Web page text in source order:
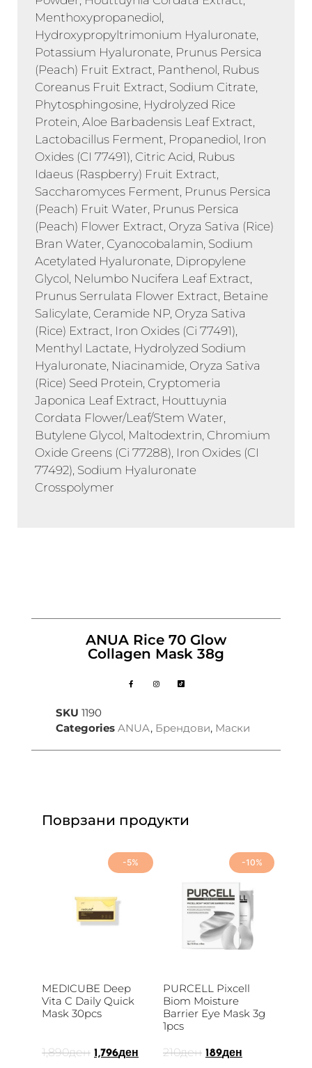
Menthoxypropanediol,
Hydroxypropyltrimonium Hyaluronate,
Potassium Hyaluronate, Prunus Persica
(Peach) Fruit Extract, Panthenol, Rubus
Coreanus Fruit Extract, Sodium Citrate,
Phytosphingosine, Hydrolyzed Rice
Protein, Aloe Barbadensis Leaf Extract,
Lactobacillus Ferment, Propanediol, Iron
Oxides (CI 77491), Citric Acid, Rubus
Idaeus (Raspberry) Fruit Extract,
Saccharomyces Ferment, Prunus Persica
(Peach) Fruit Water, Prunus Persica
(Peach) Flower Extract, Oryza Sativa (Rice)
Bran Water, Cyanocobalamin, Sodium
Acetylated Hyaluronate, Dipropylene
Glycol, Nelumbo Nucifera Leaf Extract,
Prunus Serrulata Flower Extract, Betaine
Salicylate, Ceramide NP, Oryza Sativa
(Rice) Extract, Iron Oxides (Ci 77491),
Menthyl Lactate, Hydrolyzed Sodium
Hyaluronate, Niacinamide, Oryza Sativa
(Rice) Seed Protein, Cryptomeria
Japonica Leaf Extract, Houttuynia
Cordata Flower/Leaf/Stem Water,
Butylene Glycol, Maltodextrin, Chromium
Oxide Greens (Ci 77288), Iron Oxides (CI
77492), Sodium Hyaluronate
Crosspolymer
ANUA Rice 70 Glow
Collagen Mask 38g
SKU 1190
Categories ANUA, Брендови, Маски
Поврзани продукти
-5%
MEDICUBE Deep
Vita C Daily Quick
Mask 30pcs
1,890ден 1,796ден
-10%
PURCELL Pixcell
Biom Moisture
Barrier Eye Mask 3g
1pcs
210ден 189ден